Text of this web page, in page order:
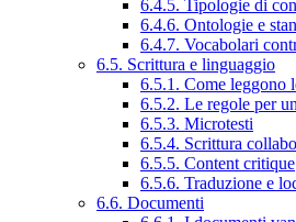
6.4.5. Tipologie di
6.4.6. Ontologie e
6.4.7. Vocabolari
6.5. Scrittura e linguaggio
6.5.1. Come leggono
6.5.2. Le regole per
6.5.3. Microtesti
6.5.4. Scrittura
6.5.5. Content critique
6.5.6. Traduzione e
6.6. Documenti